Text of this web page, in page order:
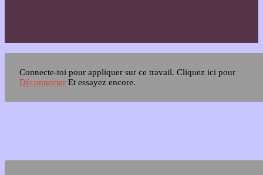
Connecte-toi pour appliquer sur ce travail. Cliquez ici pour
Déconnecter Et essayez encore.